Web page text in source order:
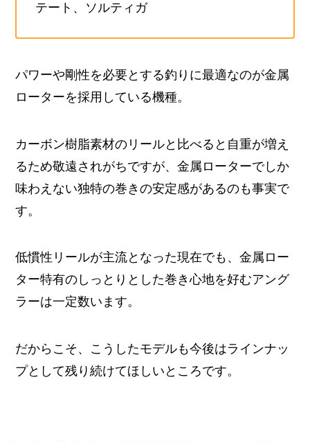
テート、ソルティガ
パワーや剛性を必要とする釣りに最適なのが金属
ローターを採用している機種。
カーボン樹脂素材のリールと比べると自重が増え
るため敬遠されがちですが、金属ローターでしか
味わえない独特の巻きの安定感があるのも事実で
す。
低慣性リールが主流となった現在でも、金属ロー
ター特有のしっとりとした巻き心地を好むアング
ラーは一定数います。
だからこそ、こうしたモデルも今後はラインナッ
プとして残り続けてほしいところです。